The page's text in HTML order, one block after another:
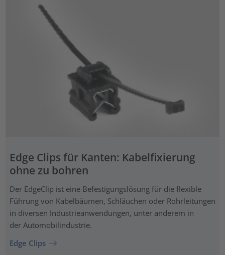
Edge Clips für Kanten: Kabelfixierung
ohne zu bohren
Der EdgeClip ist eine Befestigungslösung für die flexible
Führung von Kabelbäumen, Schläuchen oder Rohrleitungen
in diversen Industrieanwendungen, unter anderem in
der Automobilindustrie.
Edge Clips